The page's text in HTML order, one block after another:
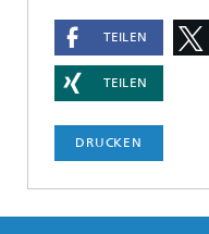
TEILEN
TEILEN
DRUCKEN